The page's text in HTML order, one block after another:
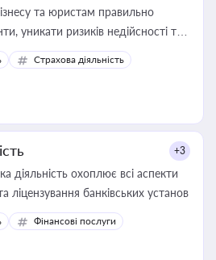
та юристам правильно
уникати ризиків недійсності та
прийняття органами влади та
Страхова діяльність
+3
діяльність охоплює всі аспекти
ліцензування банківських установ
Фінансові послуги